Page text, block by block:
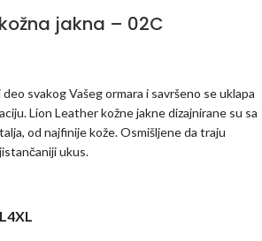
jakna – 02C
svakog Vašeg ormara i savršeno se uklapa
Lion Leather kožne jakne dizajnirane su sa
od najfinije kože. Osmišljene da traju
ukus.
4XL